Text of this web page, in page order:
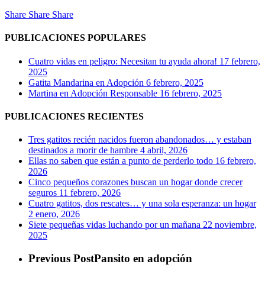
Share Share Share
PUBLICACIONES POPULARES
Cuatro vidas en peligro: Necesitan tu ayuda ahora! 17 febrero,
2025
Gatita Mandarina en Adopción 6 febrero, 2025
Martina en Adopción Responsable 16 febrero, 2025
PUBLICACIONES RECIENTES
Tres gatitos recién nacidos fueron abandonados… y estaban
destinados a morir de hambre 4 abril, 2026
Ellas no saben que están a punto de perderlo todo 16 febrero,
2026
Cinco pequeños corazones buscan un hogar donde crecer
seguros 11 febrero, 2026
Cuatro gatitos, dos rescates… y una sola esperanza: un hogar
2 enero, 2026
Siete pequeñas vidas luchando por un mañana 22 noviembre,
2025
Previous PostPansito en adopción